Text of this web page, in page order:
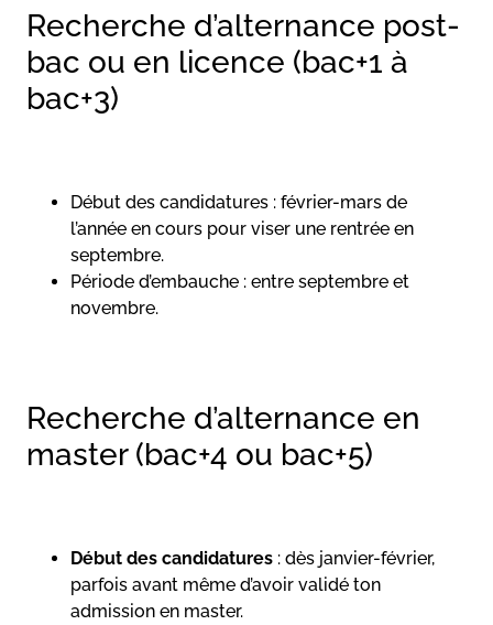
Recherche d’alternance post-
bac ou en licence (bac+1 à
bac+3)
Début des candidatures : février-mars de
l’année en cours pour viser une rentrée en
septembre.
Période d’embauche : entre septembre et
novembre.
Recherche d’alternance en
master (bac+4 ou bac+5)
Début des candidatures : dès janvier-février,
parfois avant même d’avoir validé ton
admission en master.